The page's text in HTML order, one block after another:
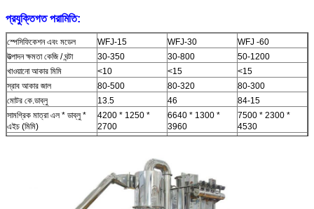
প্রযুক্তিগত পরামিতি:
স্পেসিফিকেশন এবং মডেল WFJ-15 WFJ-30
WFJ -60
উত্পাদন ক্ষমতা কেজি / ঘন্টা
30-350 30-800
50-1200
খাওয়ানো আকার মিমি
<10 <15
<15
স্রাব আকার জাল
80-500 80-320
80-300
মোটর কে.ডাব্লু
13.5 46
84-15
সামগ্রিক মাত্রা এল * ডাব্লু *
এইচ (মিমি)
4200 * 1250 *
2700
6640 * 1300 *
3960
7500 * 2300 *
4530